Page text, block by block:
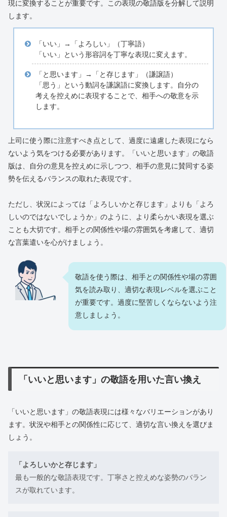
現に変換することが重要です。この表現の敬語版を分解して説明
します。
「いい」→「よろしい」（丁寧語）
「いい」という形容詞を丁寧な表現に変えます。
「と思います」→「と存じます」（謙譲語）
「思う」という動詞を謙譲語に変換します。自分の
考えを控えめに表現することで、相手への敬意を示
します。
上司に使う際に注意すべき点として、過度に遠慮した表現になら
ないよう気をつける必要があります。「いいと思います」の敬語
版は、自分の意見を控えめに示しつつ、相手の意見に賛同する姿
勢を伝えるバランスの取れた表現です。
ただし、状況によっては「よろしいかと存じます」よりも「よろ
しいのではないでしょうか」のように、より柔らかい表現を選ぶ
ことも大切です。相手との関係性や場の雰囲気を考慮して、適切
な言葉遣いを心がけましょう。
敬語を使う際は、相手との関係性や場の雰囲
気を読み取り、適切な表現レベルを選ぶこと
が重要です。過度に堅苦しくならないよう注
意しましょう。
「いいと思います」の敬語を用いた言い換え
「いいと思います」の敬語表現には様々なバリエーションがあり
ます。状況や相手との関係性に応じて、適切な言い換えを選びま
しょう。
「よろしいかと存じます」
最も一般的な敬語表現です。丁寧さと控えめな姿勢のバラン
スが取れています。